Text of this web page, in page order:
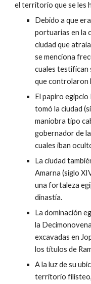
el territorio que se les
Debido a que
portuarias en la
ciudad que
se menciona
cuales testifican
que controlaron
El papiro
tomó la ciudad
maniobra tipo
gobernador de
cuales iban
La ciudad
Amarna (siglo
una fortaleza
dinastía.
La dominación
la
excavadas en
los títulos de
A la luz de su
territorio filisteo,